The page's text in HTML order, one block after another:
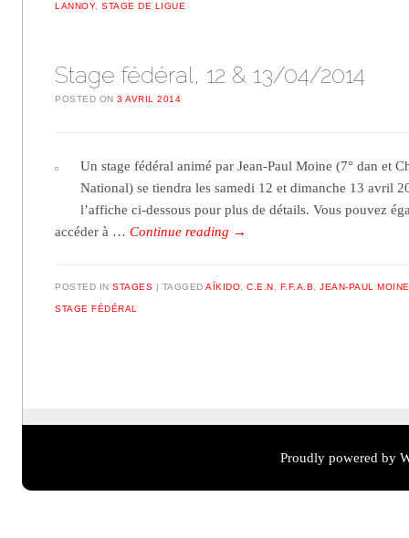
LANNOY,STAGE DE LIGUE
Stage fédéral, 12 & 13/04/2014
POSTED ON3 AVRIL 2014
Un stage fédéral animé par Jean-Paul Moine (7° dan et
National) se tiendra les samedi 12 et dimanche 13 avril
l’affiche ci-dessous pour plus de détails. Vous pouvez
accéder à …Continue reading →
POSTED INSTAGES TAGGEDAÏKIDO ,C.E.N F.F.A.B ,JEAN-PAUL MOINE
STAGE FÉDÉRAL
Proudly powered by